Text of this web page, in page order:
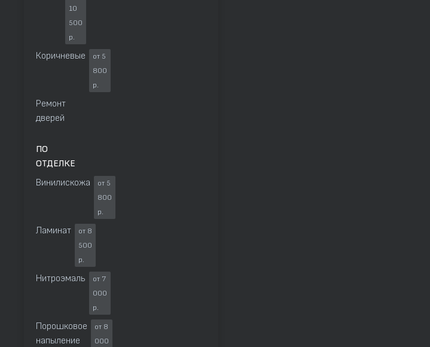
10
500
р.
Коричневые
от 5
800
р.
Ремонт
дверей
ПО
ОТДЕЛКЕ
Винилискожа
от 5
800
р.
Ламинат
от 8
500
р.
Нитроэмаль
от 7
000
р.
Порошковое
напыление
от 8
000